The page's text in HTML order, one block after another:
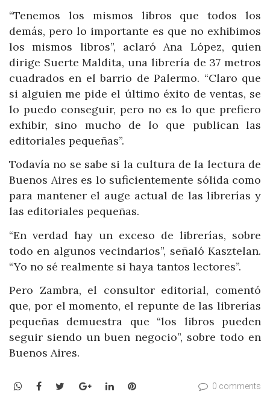
“Tenemos los mismos libros que todos los
demás, pero lo importante es que no exhibimos
los mismos libros”, aclaró Ana López, quien
dirige Suerte Maldita, una librería de 37 metros
cuadrados en el barrio de Palermo. “Claro que
si alguien me pide el último éxito de ventas, se
lo puedo conseguir, pero no es lo que prefiero
exhibir, sino mucho de lo que publican las
editoriales pequeñas”.
Todavía no se sabe si la cultura de la lectura de
Buenos Aires es lo suficientemente sólida como
para mantener el auge actual de las librerías y
las editoriales pequeñas.
“En verdad hay un exceso de librerías, sobre
todo en algunos vecindarios”, señaló Kasztelan.
“Yo no sé realmente si haya tantos lectores”.
Pero Zambra, el consultor editorial, comentó
que, por el momento, el repunte de las librerías
pequeñas demuestra que “los libros pueden
seguir siendo un buen negocio”, sobre todo en
Buenos Aires.
WhatsApp
Facebook
TwitterGoogle+LinkedInPinterest 0 comments